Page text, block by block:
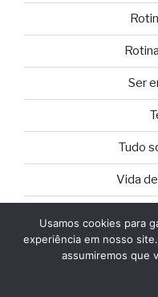
Ser
Tudo
Vida
Orgulhosamente
Usamos cookies para
experiência em nosso
assumiremos que